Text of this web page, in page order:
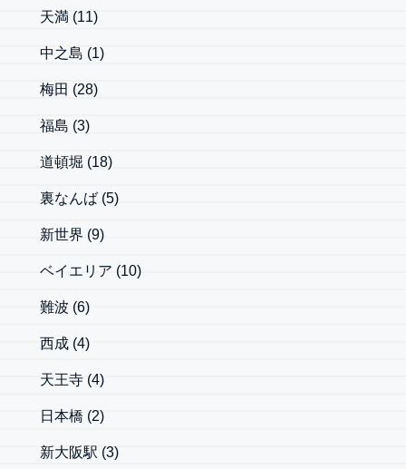
天満 (11)
中之島 (1)
梅田 (28)
福島 (3)
道頓堀 (18)
裏なんば (5)
新世界 (9)
ベイエリア (10)
難波 (6)
西成 (4)
天王寺 (4)
日本橋 (2)
新大阪駅 (3)